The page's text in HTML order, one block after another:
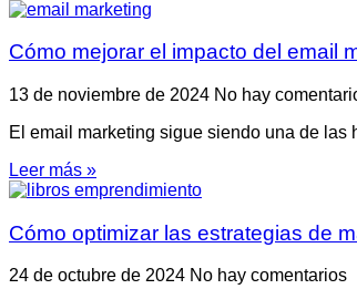
Cómo mejorar el impacto del email
13 de noviembre de 2024 No hay
El email marketing sigue siendo una de
Leer más »
Cómo optimizar las estrategias de
24 de octubre de 2024 No hay comentarios